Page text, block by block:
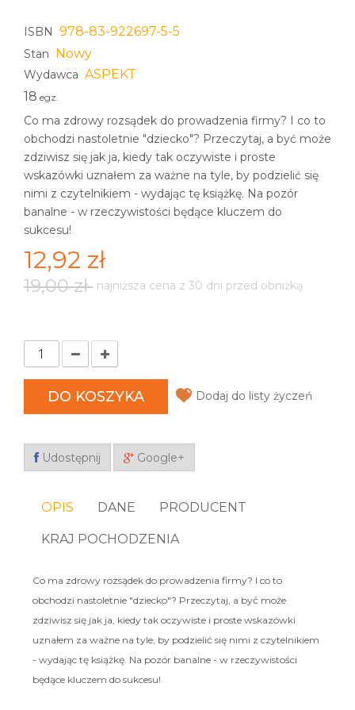
ISBN 978-83-922697-5-5
Stan Nowy
Wydawca ASPEKT
18 egz.
Co ma zdrowy rozsądek do prowadzenia firmy? I co to
obchodzi nastoletnie "dziecko"? Przeczytaj, a być może
zdziwisz się jak ja, kiedy tak oczywiste i proste
wskazówki uznałem za ważne na tyle, by podzielić się
nimi z czytelnikiem - wydając tę książkę. Na pozór
banalne - w rzeczywistości będące kluczem do
sukcesu!
12,92 zł
19,00 zł najniższa cena z 30 dni przed obniżką
DO KOSZYKA Dodaj do listy życzeń
Udostępnij Google+
OPIS DANE PRODUCENT
KRAJ POCHODZENIA
Co ma zdrowy rozsądek do prowadzenia firmy? I co to
obchodzi nastoletnie "dziecko"? Przeczytaj, a być może
zdziwisz się jak ja, kiedy tak oczywiste i proste wskazówki
uznałem za ważne na tyle, by podzielić się nimi z czytelnikiem
- wydając tę książkę. Na pozór banalne - w rzeczywistości
będące kluczem do sukcesu!